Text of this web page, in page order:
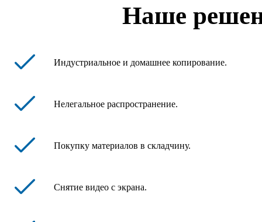
Наше
Индустриальное и домашнее копирование.
Нелегальное распространение.
Покупку материалов в складчину.
Снятие видео с экрана.